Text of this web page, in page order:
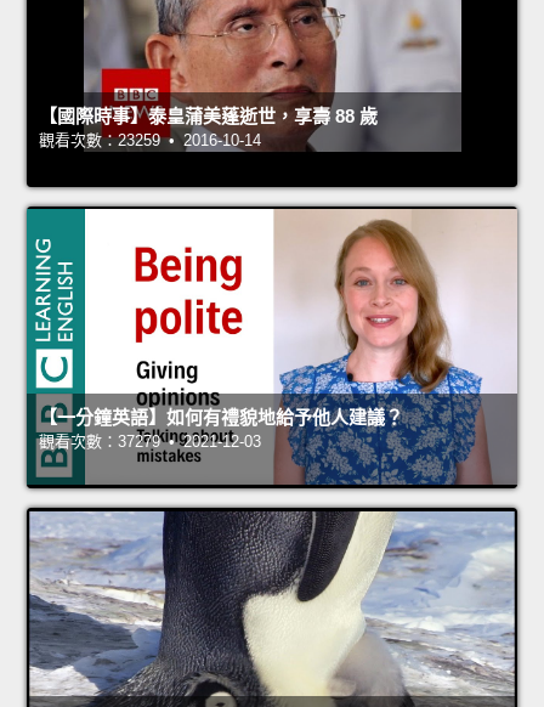
【國際時事】泰皇蒲美蓬逝世，享壽 88 歲
觀看次數：23259 • 2016-10-14
【一分鐘英語】如何有禮貌地給予他人建議？
觀看次數：37279 • 2021-12-03